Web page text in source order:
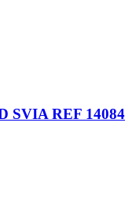
SVIA REF 14084